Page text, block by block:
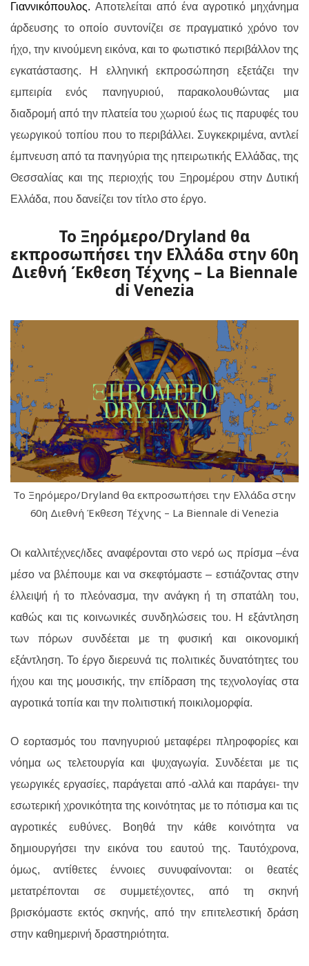
Γιαννικόπουλος. Αποτελείται από ένα αγροτικό μηχάνημα
άρδευσης το οποίο συντονίζει σε πραγματικό χρόνο τον
ήχο, την κινούμενη εικόνα, και το φωτιστικό περιβάλλον της
εγκατάστασης. Η ελληνική εκπροσώπηση εξετάζει την
εμπειρία ενός πανηγυριού, παρακολουθώντας μια
διαδρομή από την πλατεία του χωριού έως τις παρυφές του
γεωργικού τοπίου που το περιβάλλει. Συγκεκριμένα, αντλεί
έμπνευση από τα πανηγύρια της ηπειρωτικής Ελλάδας, της
Θεσσαλίας και της περιοχής του Ξηρομέρου στην Δυτική
Ελλάδα, που δανείζει τον τίτλο στο έργο.
Το Ξηρόμερο/Dryland θα
εκπροσωπήσει την Ελλάδα στην 60η
Διεθνή Έκθεση Τέχνης – La Biennale
di Venezia
Το Ξηρόμερο/Dryland θα εκπροσωπήσει την Ελλάδα στην
60η Διεθνή Έκθεση Τέχνης – La Biennale di Venezia
Οι καλλιτέχνες/ιδες αναφέρονται στο νερό ως πρίσμα–ένα
μέσο να βλέπουμε και να σκεφτόμαστε – εστιάζοντας στην
έλλειψή ήτο πλεόνασμα, την ανάγκη ή τη σπατάλη του,
καθώς και τις κοινωνικές συνδηλώσεις του. Η εξάντληση
των πόρων συνδέεται με τη φυσική και οικονομική
εξάντληση. Το έργοδιερευνά τις πολιτικές δυνατότητες του
ήχου και της μουσικής, την επίδραση της τεχνολογίας στα
αγροτικά τοπία και την πολιτιστική ποικιλομορφία.
Ο εορτασμός του πανηγυριού μεταφέρει πληροφορίες και
νόημα ως τελετουργία και ψυχαγωγία. Συνδέεται με τις
γεωργικές εργασίες, παράγεται από -αλλά και παράγει- την
εσωτερική χρονικότητα της κοινότητας με το πότισμα και τις
αγροτικές ευθύνες. Βοηθά την κάθε κοινότητα να
δημιουργήσει την εικόνα του εαυτού της. Ταυτόχρονα,
όμως, αντίθετες έννοιες συνυφαίνονται: οι θεατές
μετατρέπονται σε συμμετέχοντες, από τη σκηνή
βρισκόμαστε εκτός σκηνής, από την επιτελεστική δράση
στην καθημερινή δραστηριότητα.